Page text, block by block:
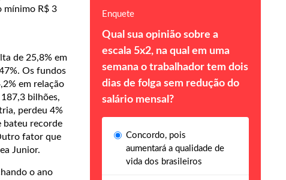
mínimo R$ 3
de 25,8% em
Os fundos
em relação
bilhões,
perdeu 4%
bateu recorde
fator que
Junior.
o ano
Enquete
Qual sua opinião sobre a
escala 5x2, na qual em uma
semana o trabalhador tem dois
dias de folga sem redução do
salário mensal?
Concordo, pois
aumentará a qualidade de
vida dos brasileiros